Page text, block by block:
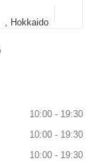
recherche
Hokkaido
FRAGRANCE &
10:00 - 19:30
10:00 - 19:30
10:00 - 19:30
JOAILLERIE